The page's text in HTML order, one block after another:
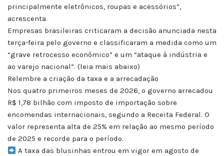
principalmente eletrônicos, roupas e acessórios”,
acrescenta.
Empresas brasileiras criticaram a decisão anunciada nesta
terça-feira pelo governo e classificaram a medida como um
“grave retrocesso econômico” e um “ataque à indústria e
ao varejo nacional”. (leia mais abaixo)
Relembre a criação da taxa e a arrecadação
Nos quatro primeiros meses de 2026, o governo arrecadou
R$ 1,78 bilhão com imposto de importação sobre
encomendas internacionais, segundo a Receita Federal. O
valor representa alta de 25% em relação ao mesmo período
de 2025 e recorde para o período.
A taxa das blusinhas entrou em vigor em agosto de